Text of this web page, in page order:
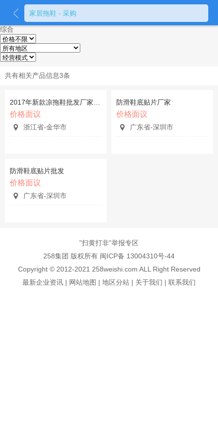
家居拖鞋 - 采购
综合
共有相关产品信息3条
价格面议
浙江省-金华市
防滑鞋底贴片厂家
价格面议
广东省-深圳市
防滑鞋底贴片批发
价格面议
广东省-深圳市
"扫黄打非”举报专区
258集团 版权所有 闽ICP备 13004310号-44
Copyright © 2012-2021 258weishi.com ALL Right Reserved
最新企业资讯 | 网站地图 | 地区分站 | 关于我们 | 联系我们